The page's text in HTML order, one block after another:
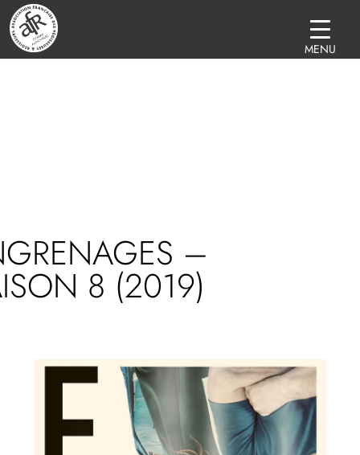
–
8 (2019)
MENU